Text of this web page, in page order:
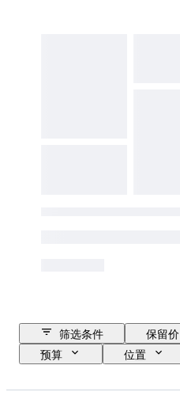
筛选条件 保留价
预算
位置